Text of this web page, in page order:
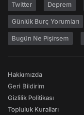
Twitter Deprem
Günlük Burç Yorumları
Bugün Ne Pişirsem
Hakkımızda
Geri Bildirim
Gizlilik Politikası
Topluluk Kuralları